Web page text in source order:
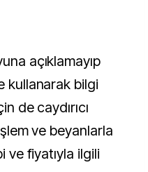
açıklamayıp
kullanarak bilgi
de caydırıcı
ve beyanlarla
ve fiyatıyla ilgili